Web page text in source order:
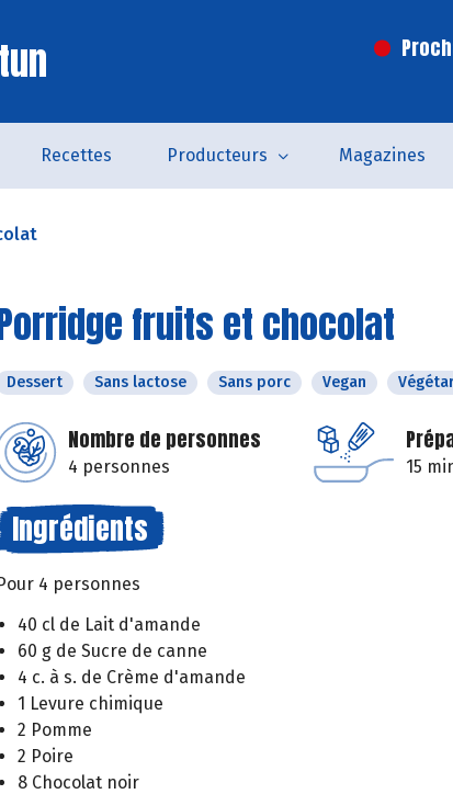
Recettes Producteurs Magazines
fruits et chocolat
Dessert Sans lactose Sans porc Vegan
Nombre de personnes
4 personnes 15
Ingrédients
4 personnes
40 cl de Lait d'amande
60 g de Sucre de canne
4 c. à s. de Crème d'amande
1 Levure chimique
2 Pomme
2 Poire
8 Chocolat noir